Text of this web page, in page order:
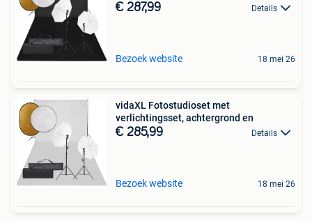
€ 287,99 Details
Bezoek website 18 mei 26
vidaXL Fotostudioset met
verlichtingsset, achtergrond en
€ 285,99 Details
Bezoek website 18 mei 26